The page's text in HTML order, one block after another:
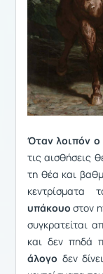
Όταν λοιπόν ο
τις αισθήσεις
τη θέα και
κεντρίσματα
υπάκουοστον
συγκρατείται
και δεν πηδά
άλογο δεν